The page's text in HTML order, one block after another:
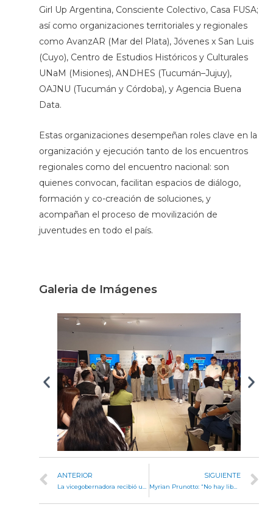
Girl Up Argentina, Consciente Colectivo, Casa FUSA;
así como organizaciones territoriales y regionales
como AvanzAR (Mar del Plata), Jóvenes x San Luis
(Cuyo), Centro de Estudios Históricos y Culturales
UNaM (Misiones), ANDHES (Tucumán–Jujuy),
OAJNU (Tucumán y Córdoba), y Agencia Buena
Data.
Estas organizaciones desempeñan roles clave en la
organización y ejecución tanto de los encuentros
regionales como del encuentro nacional: son
quienes convocan, facilitan espacios de diálogo,
formación y co-creación de soluciones, y
acompañan el proceso de movilización de
juventudes en todo el país.
Galeria de Imágenes
ANTERIOR SIGUIENTE
Myrian Prunotto: “No hay libertad sin igualdad y sólo la Justicia puede garantizar esa igualdad”